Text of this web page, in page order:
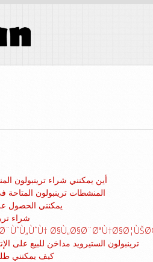
أين يمكنني شراء ترينبولون
المنشطات ترينبولون المتاحة
يمكنني الحصول
شراء
ترينبولون الستيرويد مداخن للبيع على
كيف يمكنني